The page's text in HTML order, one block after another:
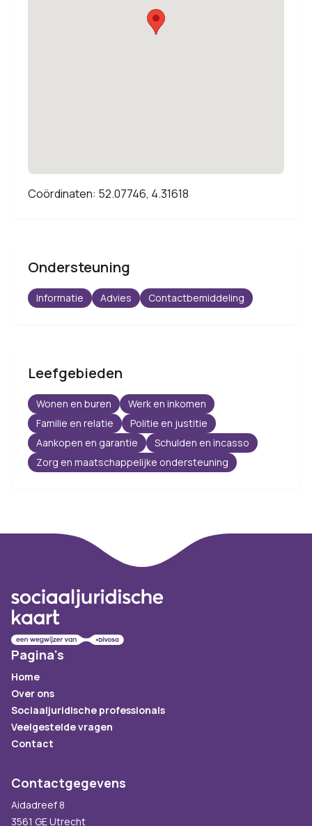
Coördinaten: 52.07746, 4.31618
Ondersteuning
Informatie Advies Contactbemiddeling
Leefgebieden
Wonen en buren
Werk en inkomen
Familie en relatie
Politie en justitie
Aankopen en garantie
Schulden en incasso
Zorg en maatschappelijke ondersteuning
Pagina's
Home
Over ons
Sociaaljuridische professionals
Veelgestelde vragen
Contact
Contactgegevens
Aidadreef 8
3561 GE Utrecht